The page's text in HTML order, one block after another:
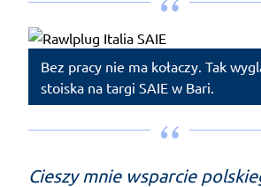
Bez pracy nie ma kołaczy. Tak
stoiska na targi SAIE w Bari.
Cieszy mnie wsparcie